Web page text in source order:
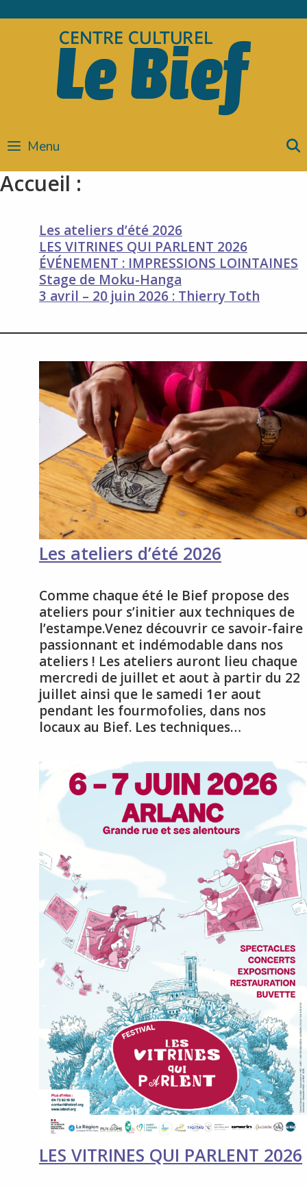
to
Menu
Accueil :
Les ateliers d’été 2026
LES VITRINES QUI PARLENT 2026
ÉVÉNEMENT : IMPRESSIONS LOINTAINES
Stage de Moku-Hanga
3 avril – 20 juin 2026 : Thierry Toth
Les ateliers d’été 2026
Comme chaque été le Bief propose des
ateliers pour s’initier aux techniques de
l’estampe.Venez découvrir ce savoir-faire
passionnant et indémodable dans nos
ateliers ! Les ateliers auront lieu chaque
mercredi de juillet et aout à partir du 22
juillet ainsi que le samedi 1er aout
pendant les fourmofolies, dans nos
locaux au Bief. Les techniques…
LES VITRINES QUI PARLENT 2026